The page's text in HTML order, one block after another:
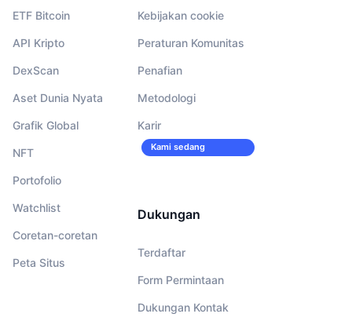
ETF Bitcoin
API Kripto
DexScan
Aset Dunia Nyata
Grafik Global
NFT
Portofolio
Watchlist
Coretan-coretan
Peta Situs
Kebijakan cookie
Peraturan Komunitas
Penafian
Metodologi
Karir
Kami sedang
merekrut!
Dukungan
Terdaftar
Form Permintaan
Dukungan Kontak